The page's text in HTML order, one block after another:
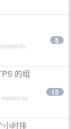
by
5
的组
replied by
15
小时排